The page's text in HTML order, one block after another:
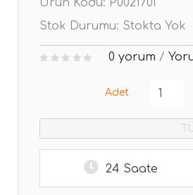
Ürün Kodu: P0021701
Stok Durumu: Stokta Yok
0 yorum /
Adet
24 Saate